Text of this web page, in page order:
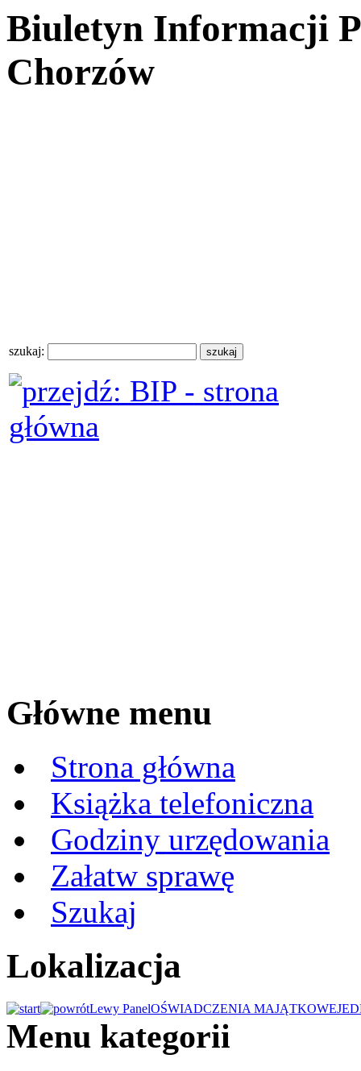
Biuletyn Informacji
Chorzów
szukaj:
Główne menu
Strona główna
Książka telefoniczna
Godziny urzędowania
Załatw sprawę
Szukaj
Lokalizacja
Lewy PanelOŚWIADCZENIA MAJĄTKOWE
Menu kategorii